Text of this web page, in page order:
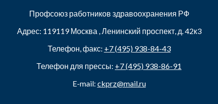
Профсоюз работников здравоохранения РФ
Адрес: 119119Москва Ленинский проспект, д. 42к3
Телефон, факс: +7 (495) 938-84-43
Телефон для прессы: +7 (495) 938-86-91
E-mail: ckprz@mail.ru